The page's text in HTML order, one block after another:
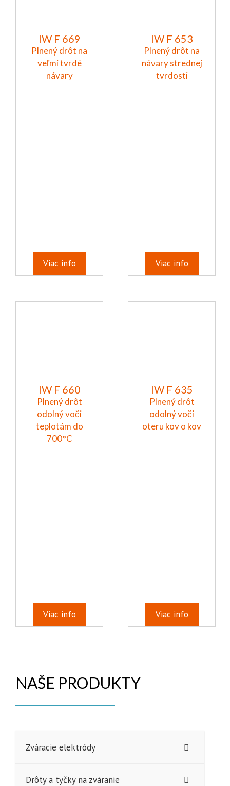
IW F 669
Plnený drôt na
veľmi tvrdé
návary
Viac info
IW F 653
Plnený drôt na
návary strednej
tvrdosti
Viac info
IW F 660
Plnený drôt
odolný voči
teplotám do
700°C
Viac info
IW F 635
Plnený drôt
odolný voči
oteru kov o kov
Viac info
NAŠE PRODUKTY
Zváracie elektródy
Drôty a tyčky na zváranie